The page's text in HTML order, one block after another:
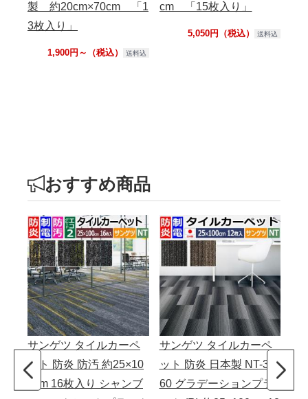
製 約20cm×70cm 「1
3枚入り」
1,900円～（税込） 送料込
cm 「15枚入り」
5,050円（税込） 送料込
おすすめ商品
サンゲツ タイルカーペ
ット 防炎 防汚 約25×10
0cm 16枚入り シャンブ
サンゲツ タイルカーペ
ット 防炎 日本製 NT-31
60 グラデーションプラ
イ
り